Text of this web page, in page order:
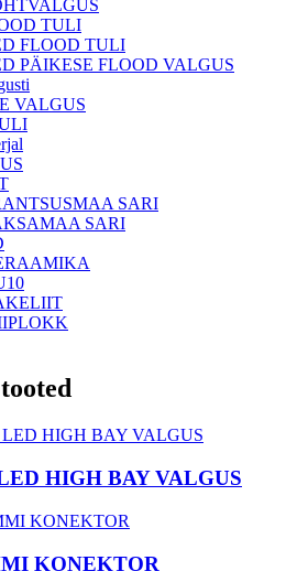
TULI
FLOOD TULI
PÄIKESE FLOOD VALGUS
VALGUS
SARI
SARI
HIGH BAY VALGUS
KONEKTOR